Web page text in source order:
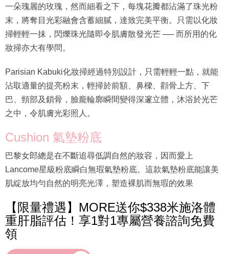
一朵瑰麗的玫瑰，然而細看之下，每塊花瓣都沾滿了珠光粉
末，將奪目光彩融會含蓄細膩，達致完美平衡。只需以化妝
掃輕輕一抹，閃爍珠光隨即令肌膚散發光芒 ── 而所用的化
妝掃亦大有學問。
Parisian Kabuki化妝掃經過特別設計，只需輕輕一點，就能
沾取適量的提亮粉末，輕掃於前額、鼻樑、顴骨上方、下
巴、頸部及鎖骨，臉龐輪廓瞬間變得深邃立體，沐浴於光芒
之中，令肌膚光彩照人。
Cushion 氣墊粉底
巴黎女郎總是在不斷追尋低調自然的妝容，因而愛上
Lancome星級粉底瞬白無瑕氣墊粉底。這款氣墊粉底能讓美
肌綻放均勻自然的明亮光澤，塑造裸肌而無瑕的效果
【限量禮遇】MORE送你$338米施洛體
重肝脂評估！享1對1專屬營養諮詢免費
領